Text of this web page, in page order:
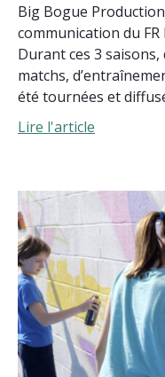
Big Bogue
communication du FR
Durant ces 3
matchs,
été tournées et
Lire l'article